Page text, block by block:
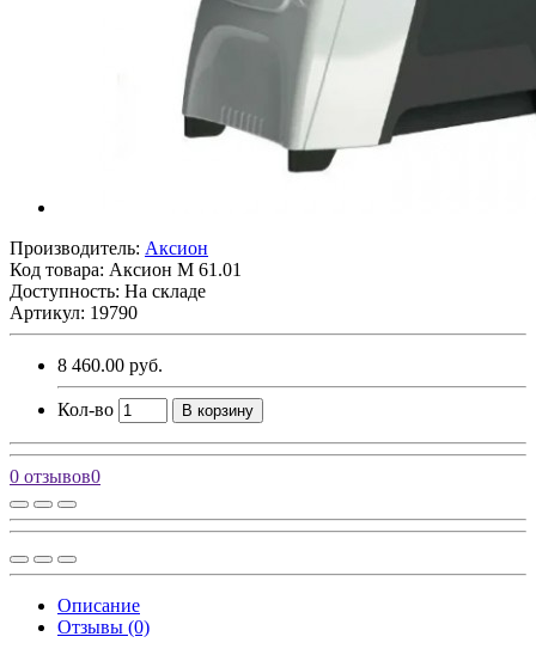
Производитель: Аксион
Код товара: Аксион М 61.01
Доступность: На складе
Артикул: 19790
8 460.00 руб.
Кол-во В корзину
0 отзывов0
Описание
Отзывы (0)